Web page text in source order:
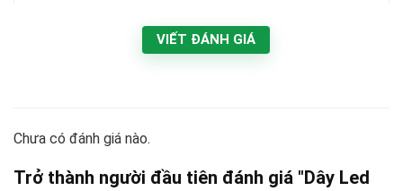
VIẾT ĐÁNH GIÁ
Chưa có đánh giá nào.
Trở thành người đầu tiên đánh giá "Dây Led